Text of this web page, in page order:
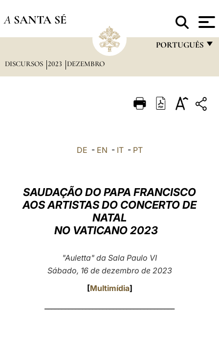
A SANTA SÉ
PORTUGUÊS
ITALIANO
العربيّة
LATINE
DISCURSOS 2023 DEZEMBRO
DE - EN - IT- PT
SAUDAÇÃO DO PAPA FRANCISCO
AOS ARTISTAS DO CONCERTO DE
NATAL
NO VATICANO 2023
"Auletta" da Sala Paulo VI
Sábado, 16 de dezembro de 2023
[Multimídia]